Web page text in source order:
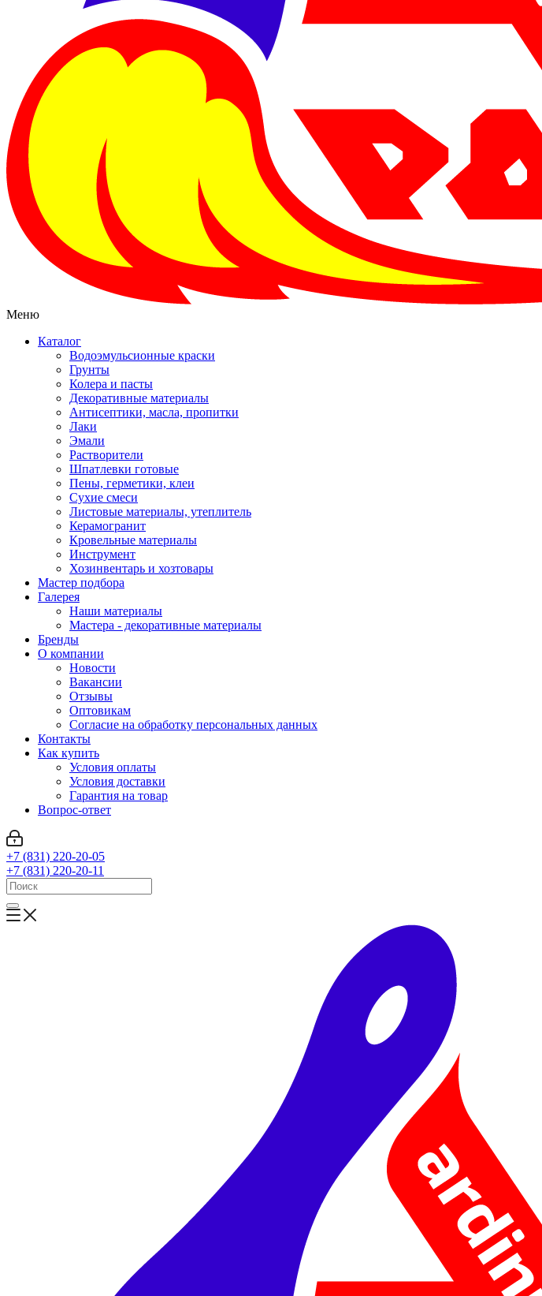
Меню
Каталог
Водоэмульсионные краски
Грунты
Колера и пасты
Декоративные материалы
Антисептики, масла, пропитки
Лаки
Эмали
Растворители
Шпатлевки готовые
Пены, герметики, клеи
Сухие смеси
Листовые материалы, утеплитель
Керамогранит
Кровельные материалы
Инструмент
Хозинвентарь и хозтовары
Мастер подбора
Галерея
Наши материалы
Мастера - декоративные материалы
Бренды
О компании
Новости
Вакансии
Отзывы
Оптовикам
Cогласие на обработку персональных данных
Контакты
Как купить
Условия оплаты
Условия доставки
Гарантия на товар
Вопрос-ответ
+7 (831) 220-20-05
+7 (831) 220-20-11